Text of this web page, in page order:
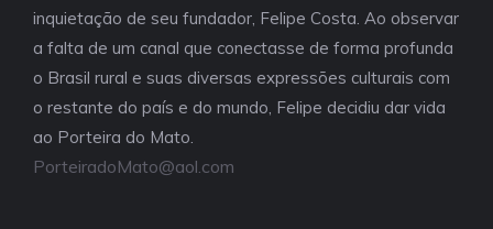
inquietação de seu fundador, Felipe Costa. Ao observar
a falta de um canal que conectasse de forma profunda
o Brasil rural e suas diversas expressões culturais com
o restante do país e do mundo, Felipe decidiu dar vida
ao Porteira do Mato.
PorteiradoMato@aol.com